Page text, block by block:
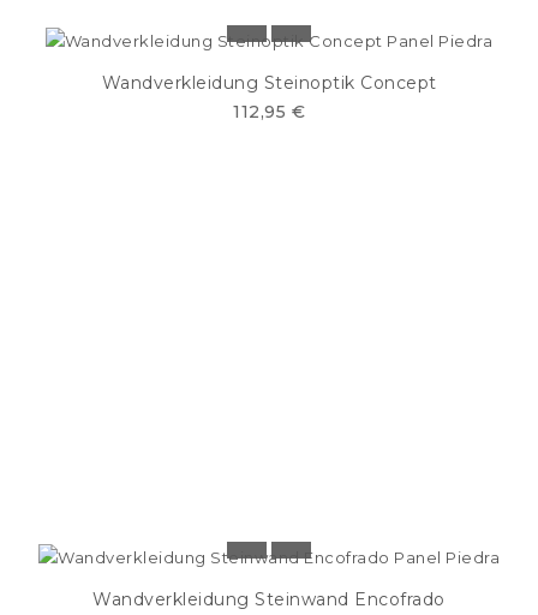
Wandverkleidung Steinoptik Concept
112,95 €
Wandverkleidung Steinwand Encofrado